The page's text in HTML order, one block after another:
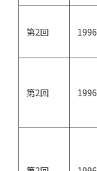
第2回 1996
第2回 1996